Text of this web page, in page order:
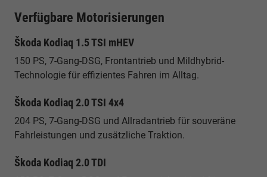
Verfügbare Motorisierungen
Škoda Kodiaq 1.5 TSI mHEV
150 PS, 7-Gang-DSG, Frontantrieb und Mildhybrid-
Technologie für effizientes Fahren im Alltag.
Škoda Kodiaq 2.0 TSI 4x4
204 PS, 7-Gang-DSG und Allradantrieb für souveräne
Fahrleistungen und zusätzliche Traktion.
Škoda Kodiaq 2.0 TDI